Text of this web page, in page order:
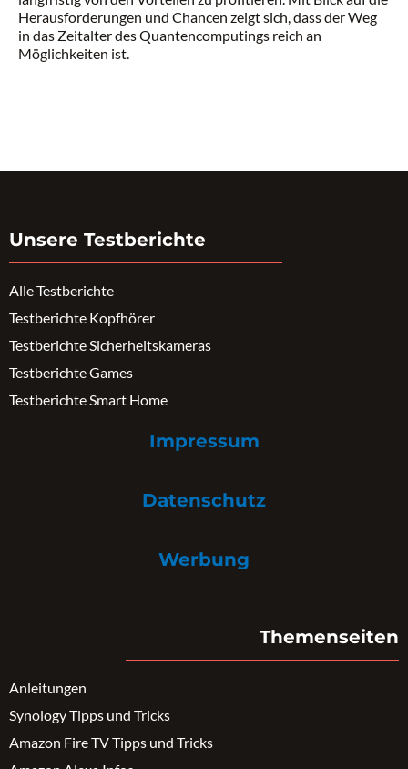
Herausforderungen und Chancen zeigt sich, dass der Weg
in das Zeitalter des Quantencomputings reich an
Möglichkeiten ist.
Unsere Testberichte
Alle Testberichte
Testberichte Kopfhörer
Testberichte Sicherheitskameras
Testberichte Games
Testberichte Smart Home
Impressum
Datenschutz
Werbung
Themenseiten
Anleitungen
Synology Tipps und Tricks
Amazon Fire TV Tipps und Tricks